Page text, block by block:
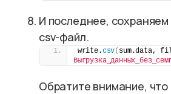
И последнее, сохраняем
csv-файл.
write.csv( sum.data,
Обратите внимание,